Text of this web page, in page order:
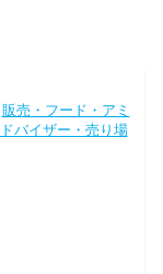
販売・フード・アミ
バイザー・売り場